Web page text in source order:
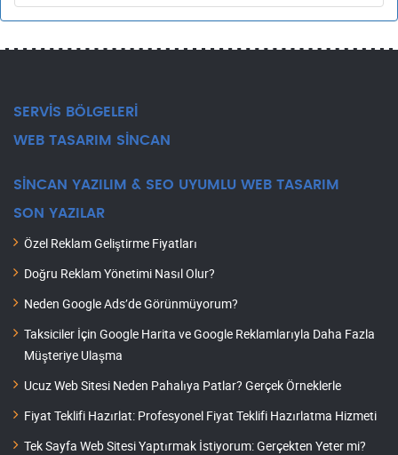
SERVİS BÖLGELERİ
WEB TASARIM SİNCAN
SİNCAN YAZILIM & SEO UYUMLU WEB TASARIM
SON YAZILAR
Özel Reklam Geliştirme Fiyatları
Doğru Reklam Yönetimi Nasıl Olur?
Neden Google Ads’de Görünmüyorum?
Taksiciler İçin Google Harita ve Google Reklamlarıyla Daha Fazla
Müşteriye Ulaşma
Ucuz Web Sitesi Neden Pahalıya Patlar? Gerçek Örneklerle
Fiyat Teklifi Hazırlat: Profesyonel Fiyat Teklifi Hazırlatma Hizmeti
Tek Sayfa Web Sitesi Yaptırmak İstiyorum: Gerçekten Yeter mi?